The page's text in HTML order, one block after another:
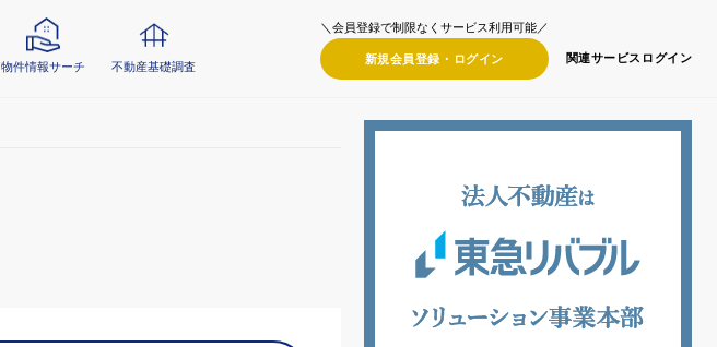
物件情報サーチ 不動産基礎調査
＼会員登録で制限なくサービス利用可能／
新規会員登録・ ログイン 関連サービス ログイン